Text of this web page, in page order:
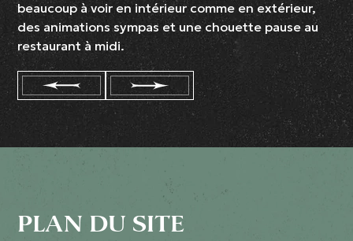
beaucoup à voir en intérieur comme en extérieur,
des animations sympas et une chouette pause au
restaurant à midi.
PLAN DU SITE